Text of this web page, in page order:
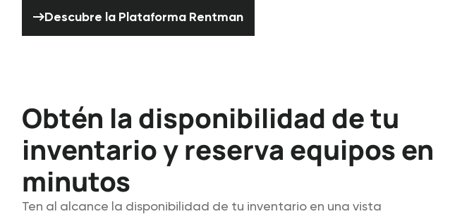
Descubre la Plataforma Rentman
Obtén la disponibilidad de tu
inventario y reserva equipos en
minutos
Ten al alcance la disponibilidad de tu inventario en una vista